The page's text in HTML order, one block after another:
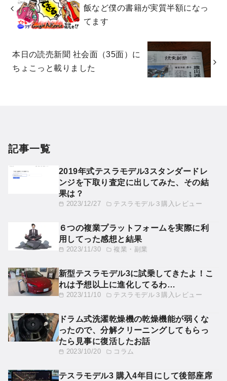
飯など僕の書籍が実質半額になっ
てます
本日の読売新聞 社会面（35面）に
ちょこっと載りました
記事一覧
2023/12/27 テスラモデル３購入レビュー
2019年式テスラモデル3スタンダードレ
ンジを下取り査定に出してみた、その結
果は？
2023/11/30 複業・副業
６つの複業プラットフォームを実際に利
用してった感想と結果
2023/11/10 テスラモデル３購入レビュー
新型テスラモデル3に試乗してきたよ！こ
れは予想以上に進化してるわ…
2023/10/20 コラム
ドラム式洗濯乾燥機の乾燥機能が弱くな
ったので、分解クリーニングしてもらっ
たら見事に復活したお話
テスラモデル3 購入4年目にして後部座席